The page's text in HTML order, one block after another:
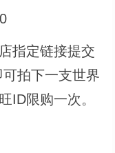
指定链接提交
拍下一支世界
ID限购一次。